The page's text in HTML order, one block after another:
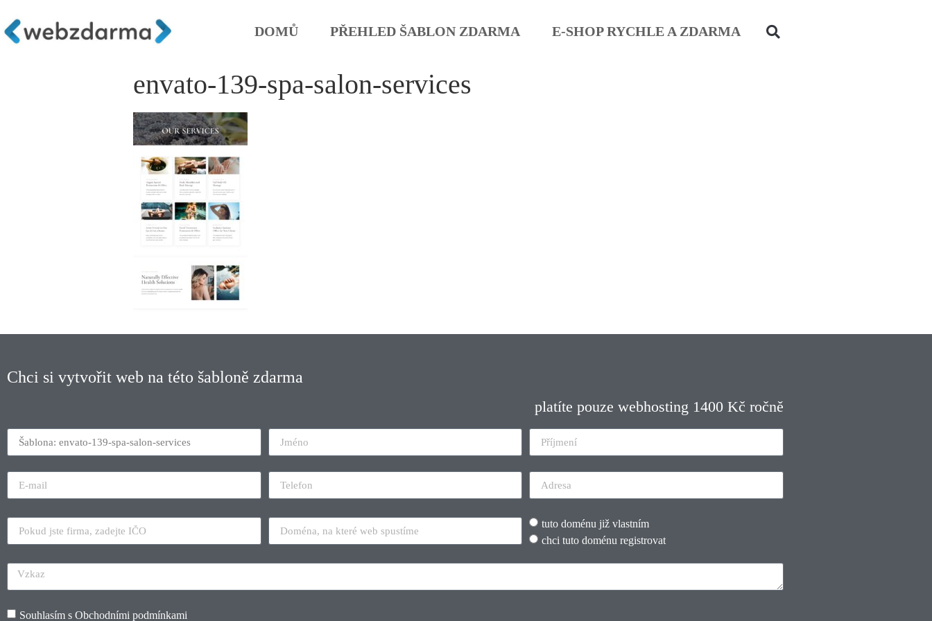
DOMŮ PŘEHLED ŠABLON ZDARMA E-SHOP RYCHLE A ZDARMA
envato-139-spa-salon-services
Chci si vytvořit web na této šabloně zdarma
platíte pouze webhosting 1400 Kč ročně
tuto doménu již vlastním
chci tuto doménu registrovat
Souhlasím s Obchodními podmínkami